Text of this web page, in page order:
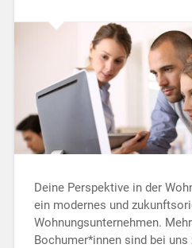
Deine Perspektive in der
ein modernes und
Wohnungsunternehmen.
Bochumer*innen sind bei uns